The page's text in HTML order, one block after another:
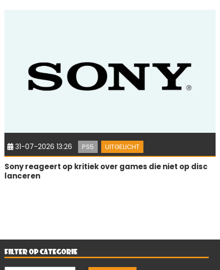
31-07-2026 13:26 PS5 UITGELICHT
Sony reageert op kritiek over games die niet op disc
lanceren
FILTER OP CATEGORIE